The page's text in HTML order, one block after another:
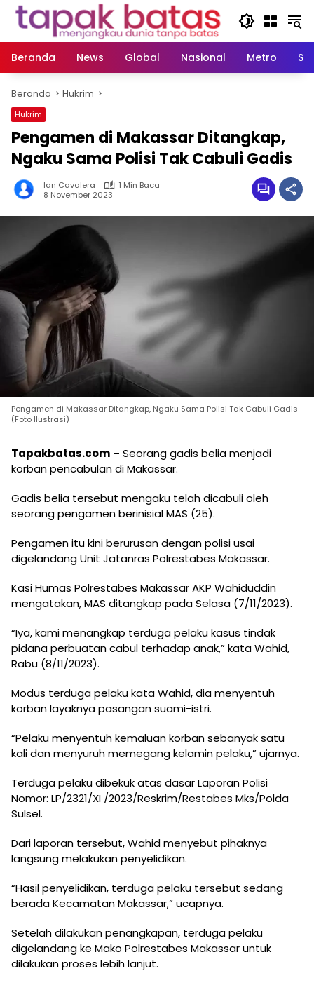
Langsung
Beranda
News Global Nasional Metro
Beranda Hukrim
Hukrim
Pengamen di Makassar Ditangkap,
Ngaku Sama Polisi Tak Cabuli Gadis
Ian Cavalera
1 Min Baca
8 November 2023
Pengamen di Makassar Ditangkap, Ngaku Sama Polisi Tak Cabuli Gadis
(Foto Ilustrasi)
Tapakbatas.com – Seorang gadis belia menjadi
korban pencabulan di Makassar.
Gadis belia tersebut mengaku telah dicabuli oleh
seorang pengamen berinisial MAS (25).
Pengamen itu kini berurusan dengan polisi usai
digelandang Unit Jatanras Polrestabes Makassar.
Kasi Humas Polrestabes Makassar AKP Wahiduddin
mengatakan, MAS ditangkap pada Selasa (7/11/2023).
“Iya, kami menangkap terduga pelaku kasus tindak
pidana perbuatan cabul terhadap anak,” kata Wahid,
Rabu (8/11/2023).
Modus terduga pelaku kata Wahid, dia menyentuh
korban layaknya pasangan suami-istri.
“Pelaku menyentuh kemaluan korban sebanyak satu
kali dan menyuruh memegang kelamin pelaku,” ujarnya.
Terduga pelaku dibekuk atas dasar Laporan Polisi
Nomor: LP/2321/XI /2023/Reskrim/Restabes Mks/Polda
Sulsel.
Dari laporan tersebut, Wahid menyebut pihaknya
langsung melakukan penyelidikan.
“Hasil penyelidikan, terduga pelaku tersebut sedang
berada Kecamatan Makassar,” ucapnya.
Setelah dilakukan penangkapan, terduga pelaku
digelandang ke Mako Polrestabes Makassar untuk
dilakukan proses lebih lanjut.